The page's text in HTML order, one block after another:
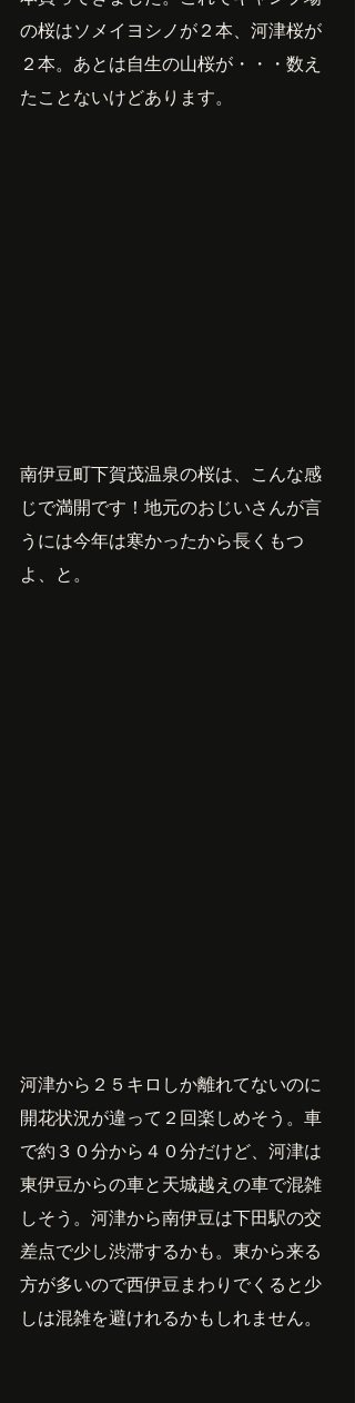
の桜はソメイヨシノが２本、河津桜が
２本。あとは自生の山桜が・・・数え
たことないけどあります。
南伊豆町下賀茂温泉の桜は、こんな感
じで満開です！地元のおじいさんが言
うには今年は寒かったから長くもつ
よ、と。
河津から２５キロしか離れてないのに
開花状況が違って２回楽しめそう。車
で約３０分から４０分だけど、河津は
東伊豆からの車と天城越えの車で混雑
しそう。河津から南伊豆は下田駅の交
差点で少し渋滞するかも。東から来る
方が多いので西伊豆まわりでくると少
しは混雑を避けれるかもしれません。